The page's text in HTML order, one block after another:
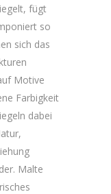
fügt
so
sich das
Motive
Farbigkeit
dabei
Malte